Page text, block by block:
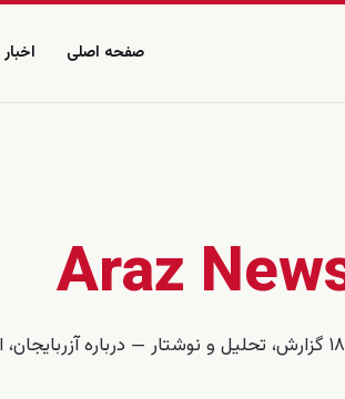
صفحه اصلی اخبار
Araz
از سال ۲۰۱۳ تاکنون بیش از ۱۸٬۰۰۰ گزارش، تحلیل و نوشتار —